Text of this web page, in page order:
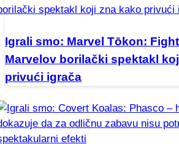
Igrali smo: Marvel Tōkon:
Marvelov borilački spektakl
privući igrača